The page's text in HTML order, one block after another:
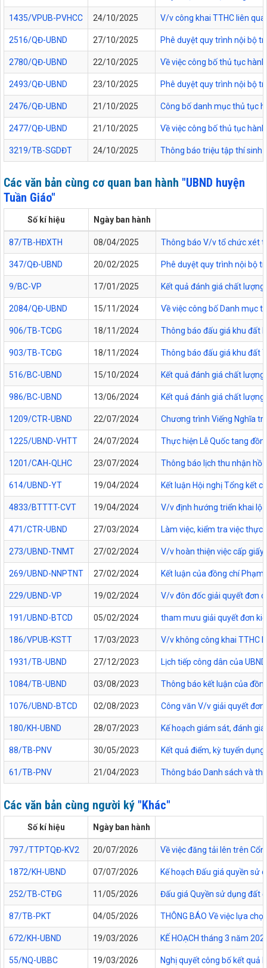
1435/VPUB-PVHCC 24/10/2025 V/v công khai TTHC liên
2516/QĐ-UBND 27/10/2025 Phê duyệt quy trình nội bộ
2780/QĐ-UBND 22/10/2025 Về việc công bố thủ tục
2493/QĐ-UBND 23/10/2025 Phê duyệt quy trình nội bộ
2476/QĐ-UBND 21/10/2025 Công bố danh mục thủ tục
2477/QĐ-UBND 21/10/2025 Về việc công bố thủ tục
3219/TB-SGDĐT 24/10/2025 Thông báo triệu tập thí sinh
Các văn bản cùng cơ quan ban hành "UBND huyện
Tuần Giáo"
Số kí hiệu Ngày ban hành
87/TB-HĐXTH 08/04/2025 Thông báo V/v tổ chức xét
347/QĐ-UBND 20/02/2025 Phê duyệt quy trình nội bộ
9/BC-VP 17/01/2025 Kết quả đánh giá chất
2084/QĐ-UBND 15/11/2024 Về việc công bố Danh mục
906/TB-TCĐG 18/11/2024 Thông báo đấu giá khu đất
903/TB-TCĐG 18/11/2024 Thông báo đấu giá khu đất
516/BC-UBND 15/10/2024 Kết quả đánh giá chất
986/BC-UBND 13/06/2024 Kết quả đánh giá chất
1209/CTR-UBND 22/07/2024 Chương trình Viếng Nghĩa
1225/UBND-VHTT 24/07/2024 Thực hiện Lễ Quốc tang
1201/CAH-QLHC 23/07/2024 Thông báo lịch thu nhận hồ
614/UBND-YT 19/04/2024 Kết luận Hội nghị Tổng kết
4833/BTTTT-CVT 19/04/2024 V/v định hướng triển khai lộ
471/CTR-UBND 27/03/2024 Làm việc, kiểm tra việc thực
273/UBND-TNMT 27/02/2024 V/v hoàn thiện việc cấp
269/UBND-NNPTNT 27/02/2024 Kết luận của đồng chí
229/UBND-VP 19/02/2024 V/v đôn đốc giải quyết đơn
191/UBND-BTCD 05/02/2024 tham mưu giải quyết đơn
186/VPUB-KSTT 17/03/2023 V/v không công khai TTHC
1931/TB-UBND 27/12/2023 Lịch tiếp công dân của
1084/TB-UBND 03/08/2023 Thông báo kết luận của
1076/UBND-BTCD 02/08/2023 Công văn V/v giải quyết
180/KH-UBND 28/07/2023 Kế hoạch giám sát, đánh
88/TB-PNV 30/05/2023 Kết quả điểm, kỳ tuyển
61/TB-PNV 21/04/2023 Thông báo Danh sách và
Các văn bản cùng người ký "Khác"
Số kí hiệu Ngày ban hành
797./TTPTQĐ-KV2 20/07/2026 Về việc đăng tải lên trên
1872/KH-UBND 07/07/2026 Kế hoạch Đấu giá quyền sử
252/TB-CTĐG 11/05/2026 Đấu giá Quyền sử dụng đất
87/TB-PKT 04/05/2026 THÔNG BÁO Về việc lựa
672/KH-UBND 19/03/2026 KẾ HOẠCH tháng 3 năm
55/NQ-UBBC 19/03/2026 Nghị quyết công bố kết quả